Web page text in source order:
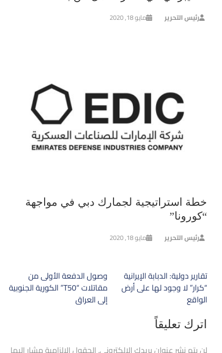
رئيس التحرير مايو 18, 2020
خطة استراتيجية لجمارك دبي في مواجهة
“كورونا”
رئيس التحرير مايو 18, 2020
تصفّح
المقالات
وصول الدفعة الأولى من
مقاتلات “T50” الكورية الجنوبية
إلى العراق
تقارير دولية: الدبابة الإيرانية
“كرار” لا وجود لها على أرض
الواقع
اترك تعليقاً